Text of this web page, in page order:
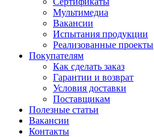
Мультимедиа
Вакансии
Испытания продукции
Реализованные проекты
Покупателям
Как сделать заказ
Гарантии и возврат
Условия доставки
Поставщикам
Полезные статьи
Вакансии
Контакты